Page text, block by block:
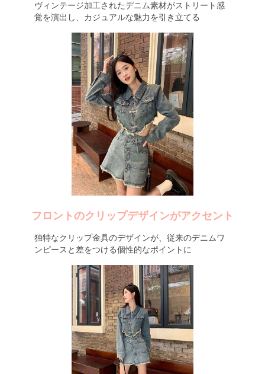
ヴィンテージ加工されたデニム素材がストリート感
覚を演出し、カジュアルな魅力を引き立てる
フロントのクリップデザインがアクセント
独特なクリップ金具のデザインが、従来のデニムワ
ンピースと差をつける個性的なポイントに